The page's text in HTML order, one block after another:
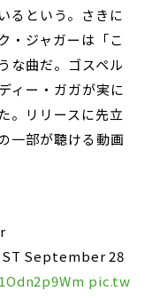
るという。さきに
・ジャガーは「こ
な曲だ。ゴスペル
ィー・ガガが実に
。リリースに先立
一部が聴ける動画
September 28
pic.tw